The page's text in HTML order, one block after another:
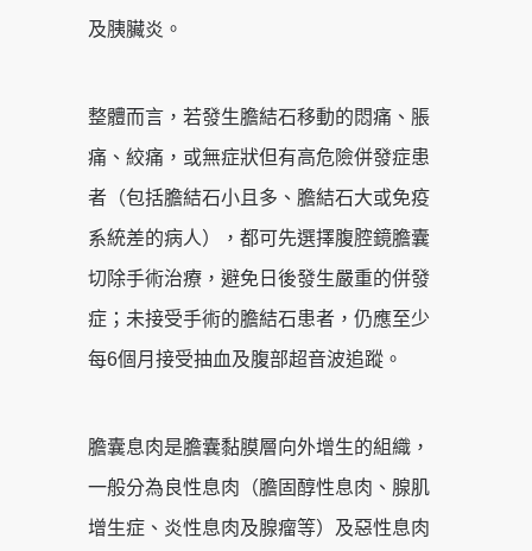
及胰臟炎。
整體而言，若發生膽結石移動的悶痛、脹
痛、絞痛，或無症狀但有高危險併發症患
者（包括膽結石小且多、膽結石大或免疫
系統差的病人），都可先選擇腹腔鏡膽囊
切除手術治療，避免日後發生嚴重的併發
症；未接受手術的膽結石患者，仍應至少
每6個月接受抽血及腹部超音波追蹤。
膽囊息肉是膽囊黏膜層向外增生的組織，
一般分為良性息肉（膽固醇性息肉、腺肌
增生症、炎性息肉及腺瘤等）及惡性息肉